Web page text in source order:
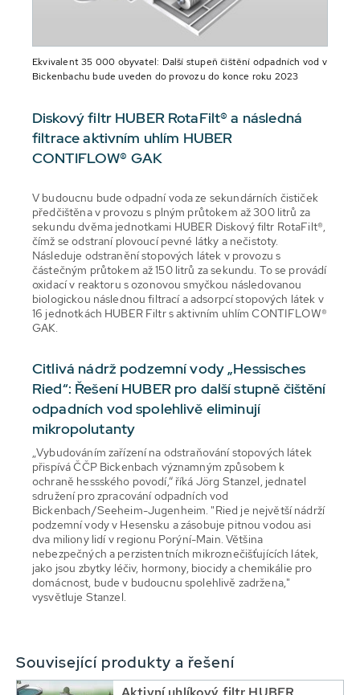
Ekvivalent 35 000 obyvatel: Další stupeň čištění odpadních vod v
Bickenbachu bude uveden do provozu do konce roku 2023
Diskový filtr HUBER RotaFilt® a následná
filtrace aktivním uhlím HUBER
CONTIFLOW® GAK
V budoucnu bude odpadní voda ze sekundárních čističek
předčištěna v provozu s plným průtokem až 300 litrů za
sekundu dvěma jednotkami HUBER Diskový filtr RotaFilt®,
čímž se odstraní plovoucí pevné látky a nečistoty.
Následuje odstranění stopových látek v provozu s
částečným průtokem až 150 litrů za sekundu. To se provádí
oxidací v reaktoru s ozonovou smyčkou následovanou
biologickou následnou filtrací a adsorpcí stopových látek v
16 jednotkách HUBER Filtr s aktivním uhlím CONTIFLOW®
GAK.
Citlivá nádrž podzemní vody „Hessisches
Ried“: Řešení HUBER pro další stupně čištění
odpadních vod spolehlivě eliminují
mikropolutanty
„Vybudováním zařízení na odstraňování stopových látek
přispívá ČČP Bickenbach významným způsobem k
ochraně hessského povodí,“ říká Jörg Stanzel, jednatel
sdružení pro zpracování odpadních vod
Bickenbach/Seeheim-Jugenheim. "Ried je největší nádrží
podzemní vody v Hesensku a zásobuje pitnou vodou asi
dva miliony lidí v regionu Porýní-Main. Většina
nebezpečných a perzistentních mikroznečišťujících látek,
jako jsou zbytky léčiv, hormony, biocidy a chemikálie pro
domácnost, bude v budoucnu spolehlivě zadržena,"
vysvětluje Stanzel.
Související produkty a řešení